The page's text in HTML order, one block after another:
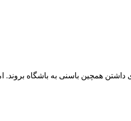
همچین باسنی به باشگاه بروند.